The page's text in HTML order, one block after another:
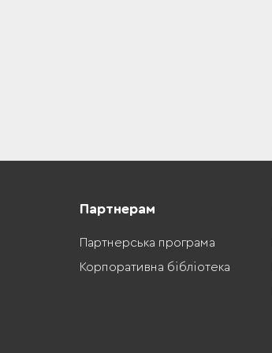
Партнерам
Партнерська програма
Корпоративна бібліотека